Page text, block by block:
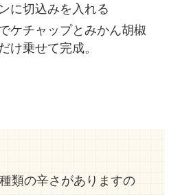
に切込みを入れる
ケチャップとみかん胡椒
け乗せて完成。
類の辛さがありますの